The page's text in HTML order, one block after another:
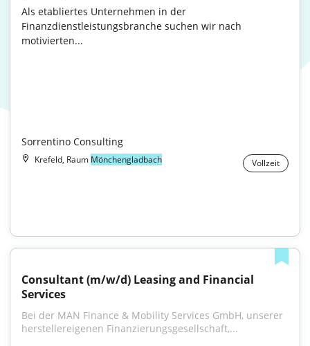
Als etabliertes Unternehmen in der
Finanzdienstleistungsbranche suchen wir nach
motivierten...
Sorrentino Consulting
Krefeld, Raum Mönchengladbach Vollzeit
Consultant (m/w/d) Leasing and Financial
Services
Bei der MAN Finance & Mobility Services GmbH, unserer
herstellereigenen Finanzierungsgesellschaft,...